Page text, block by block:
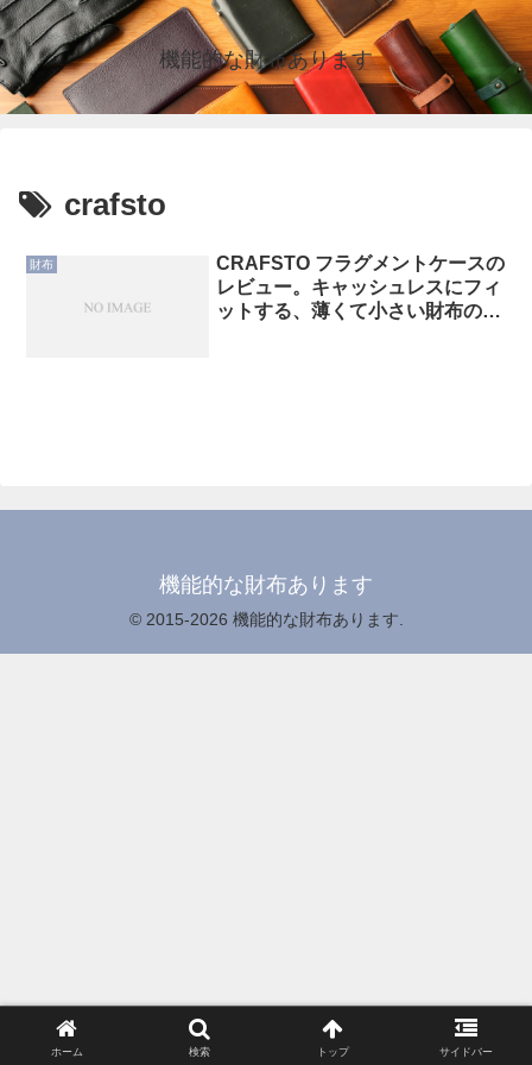
機能的な財布あります
crafsto
財布
CRAFSTO フラグメントケースの
レビュー。キャッシュレスにフィ
ットする、薄くて小さい財布の使
機能的な財布あります
© 2015-2026 機能的な財布あります.
ホーム 検索 トップ サイドバー